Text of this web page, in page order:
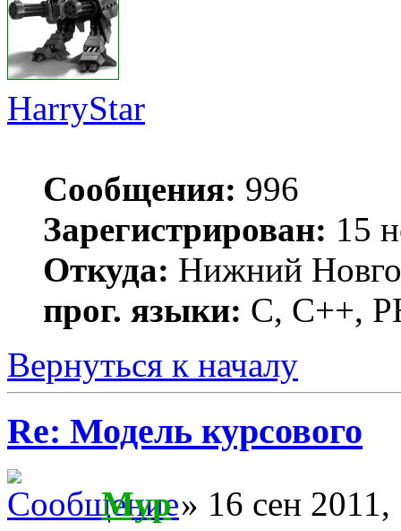
HarryStar
Сообщения: 996
Зарегистрирован: 15
Откуда: Нижний
прог. языки: С, С++,
Вернуться к началу
Re: Модель курсового
Myp» 16 сен 2011,